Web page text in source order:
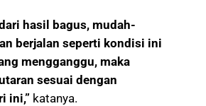
hasil bagus, mudah-
berjalan seperti kondisi ini
mengganggu, maka
sesuai dengan
ini,” katanya.